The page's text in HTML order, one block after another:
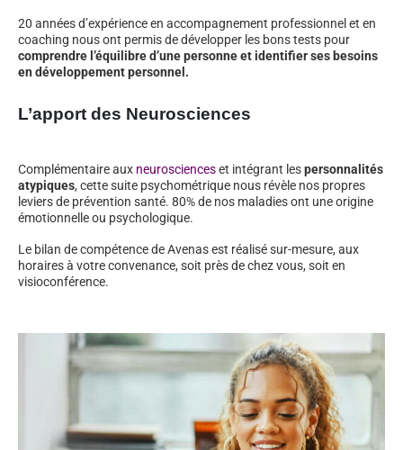
20 années d’expérience en accompagnement professionnel et en
coaching nous ont permis de développer les bons tests pour
comprendre l’équilibre d’une personne et identifier ses besoins
en développement personnel.
L’apport des Neurosciences
Complémentaire aux neuroscienceset intégrant lespersonnalités
atypiques, cette suite psychométrique nous révèle nos propres
leviers de prévention santé. 80% de nos maladies ont une origine
émotionnelle ou psychologique.
Le bilan de compétence de Avenas est réalisé sur-mesure, aux
horaires à votre convenance, soit près de chez vous, soit en
visioconférence.